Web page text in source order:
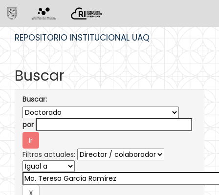
REPOSITORIO INSTITUCIONAL UAQ
Buscar
Buscar:
por
Filtros actuales: